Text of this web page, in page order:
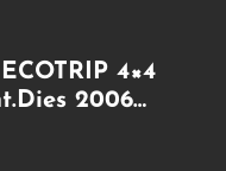
4×4
2006